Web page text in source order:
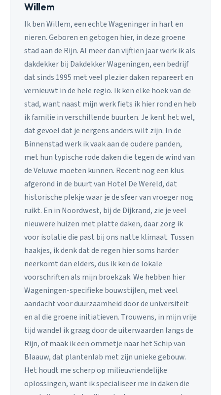
Willem
Ik ben Willem, een echte Wageninger in hart en
nieren. Geboren en getogen hier, in deze groene
stad aan de Rijn. Al meer dan vijftien jaar werk ik als
dakdekker bij Dakdekker Wageningen, een bedrijf
dat sinds 1995 met veel plezier daken repareert en
vernieuwt in de hele regio. Ik ken elke hoek van de
stad, want naast mijn werk fiets ik hier rond en heb
ik familie in verschillende buurten. Je kent het wel,
dat gevoel dat je nergens anders wilt zijn. In de
Binnenstad werk ik vaak aan de oudere panden,
met hun typische rode daken die tegen de wind van
de Veluwe moeten kunnen. Recent nog een klus
afgerond in de buurt van Hotel De Wereld, dat
historische plekje waar je de sfeer van vroeger nog
ruikt. En in Noordwest, bij de Dijkrand, zie je veel
nieuwere huizen met platte daken, daar zorg ik
voor isolatie die past bij ons natte klimaat. Tussen
haakjes, ik denk dat de regen hier soms harder
neerkomt dan elders, dus ik ken de lokale
voorschriften als mijn broekzak. We hebben hier
Wageningen-specifieke bouwstijlen, met veel
aandacht voor duurzaamheid door de universiteit
en al die groene initiatieven. Trouwens, in mijn vrije
tijd wandel ik graag door de uiterwaarden langs de
Rijn, of maak ik een ommetje naar het Schip van
Blaauw, dat plantenlab met zijn unieke gebouw.
Het houdt me scherp op milieuvriendelijke
oplossingen, want ik specialiseer me in daken die